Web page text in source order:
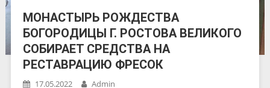
МОНАСТЫРЬ РОЖДЕСТВА
БОГОРОДИЦЫ Г. РОСТОВА ВЕЛИКОГО
СОБИРАЕТ СРЕДСТВА НА
РЕСТАВРАЦИЮ ФРЕСОК
17.05.2022 Admin